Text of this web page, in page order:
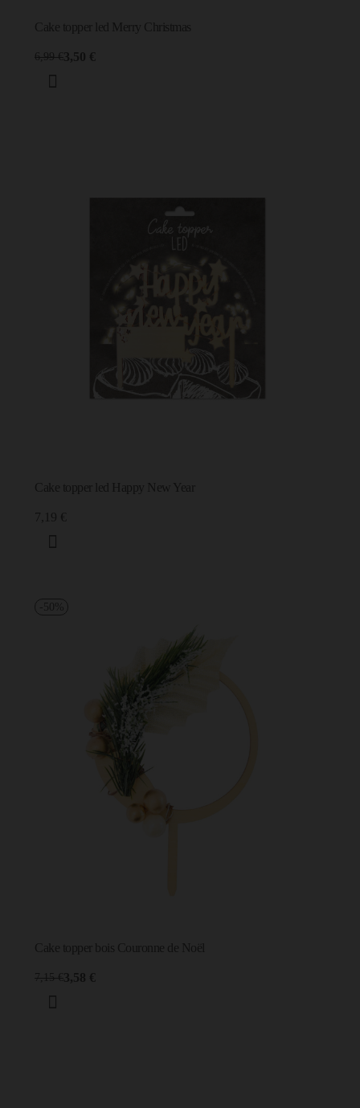
Cake topper led Merry Christmas
6,99 € 3,50 €
Cake topper led Happy New Year
7,19 €
-50%
Cake topper bois Couronne de Noël
7,15 € 3,58 €